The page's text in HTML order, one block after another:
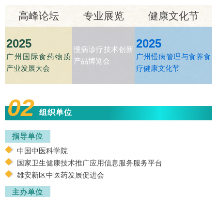
高峰论坛 专业展览 健康文化节
2025
广州国际食药物质
产业发展大会
慢病诊疗技术创新
产品博览会
2025
广州慢病管理与食养食
疗健康文化节
02 组织单位
指导单位
中国中医科学院
国家卫生健康技术推广应用信息服务服务平台
雄安新区中医药发展促进会
主办单位